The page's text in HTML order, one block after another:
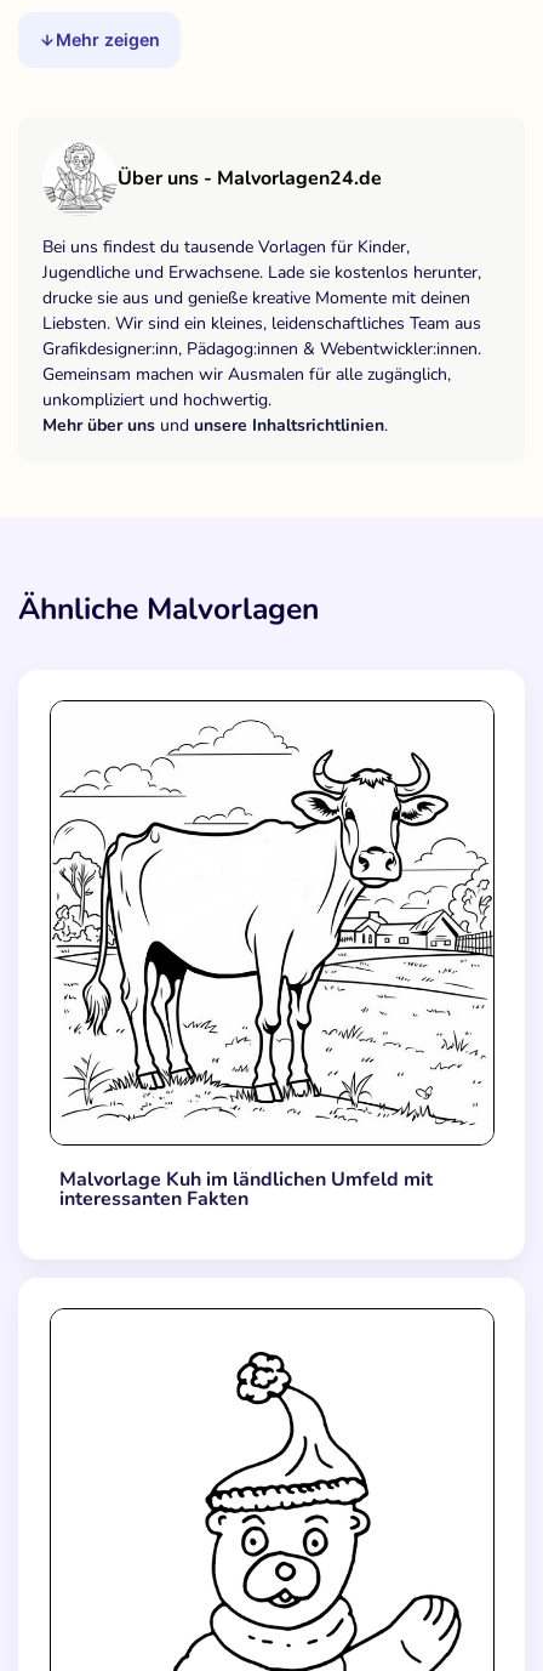
Mehr zeigen
Über uns - Malvorlagen24.de
Bei uns findest du tausende Vorlagen für Kinder,
Jugendliche und Erwachsene. Lade sie kostenlos herunter,
drucke sie aus und genieße kreative Momente mit deinen
Liebsten. Wir sind ein kleines, leidenschaftliches Team aus
Grafikdesigner:inn, Pädagog:innen & Webentwickler:innen.
Gemeinsam machen wir Ausmalen für alle zugänglich,
unkompliziert und hochwertig.
Mehr über uns und unsere Inhaltsrichtlinien.
Ähnliche Malvorlagen
Malvorlage Kuh im ländlichen Umfeld mit
interessanten Fakten